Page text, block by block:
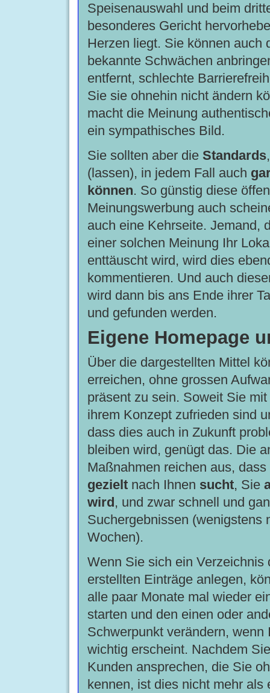
Speisenauswahl und beim
besonderes Gericht
Herzen liegt. Sie können auch
bekannte Schwächen
entfernt, schlechte
Sie sie ohnehin nicht ändern
macht die Meinung
ein sympathisches Bild.
Sie sollten aber die Standards
(lassen), in jedem Fall auch
können. So günstig diese
Meinungswerbung auch
auch eine Kehrseite. Jemand,
einer solchen Meinung Ihr
enttäuscht wird, wird dies
kommentieren. Und auch
wird dann bis ans Ende ihrer
und gefunden werden.
Eigene Homepage
Über die dargestellten Mittel
erreichen, ohne grossen
präsent zu sein. Soweit Sie
ihrem Konzept zufrieden sind
dass dies auch in Zukunft
bleiben wird, genügt das. Die
Maßnahmen reichen aus,
gezieltnach Ihnen sucht, Sie
wird, und zwar schnell und
Suchergebnissen (wenigstens
Wochen).
Wenn Sie sich ein Verzeichnis
erstellten Einträge anlegen,
alle paar Monate mal wieder
starten und den einen oder
Schwerpunkt verändern, wenn
wichtig erscheint. Nachdem
Kunden ansprechen, die Sie
kennen, ist dies nicht mehr als